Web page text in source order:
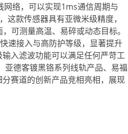
络，可以实现1ms通信周期与
款传感器具有亚微米级精度，
可测量高温、易碎或动态目标。
速接入与高防护等级，显著提升
入滤波功能可以满足任何严苛工
亚德客镀黑铬系列线轨产品、易福
赛道的创新产品竞相亮相，展现